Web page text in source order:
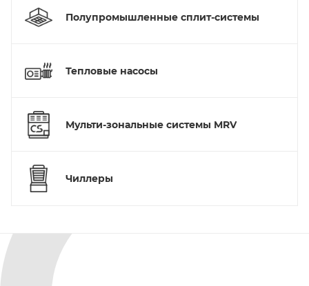
Полупромышленные сплит-системы
Тепловые насосы
Мульти-зональные системы MRV
Чиллеры